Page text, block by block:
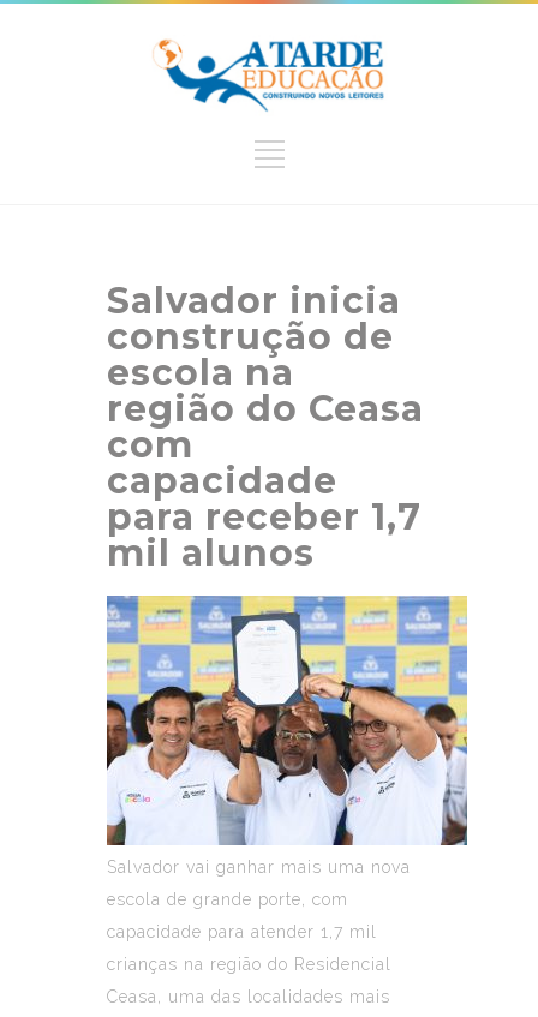
Salvador inicia
construção de
escola na
região do Ceasa
com
capacidade
para receber 1,7
mil alunos
Salvador vai ganhar mais uma nova
escola de grande porte, com
capacidade para atender 1,7 mil
crianças na região do Residencial
Ceasa, uma das localidades mais